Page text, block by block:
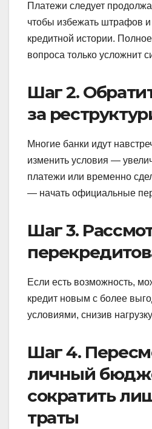
Платежи следует
чтобы избежать штрафов
кредитной истории.
вопроса только усложнит
Шаг 2.
за
Многие банки идут
изменить условия —
платежи или временно
— начать официальные
Шаг 3.
Если есть возможность,
кредит новым с более
условиями, снизив
Шаг 4.
личный
сократить
траты